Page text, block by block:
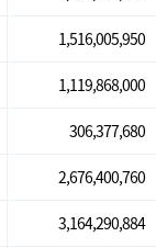
1,516,005,950
1,119,868,000
306,377,680
2,676,400,760
3,164,290,884